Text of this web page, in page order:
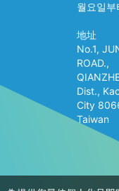
월요일
地址
No.1,
ROAD.,
Dist.,
City
Taiwan